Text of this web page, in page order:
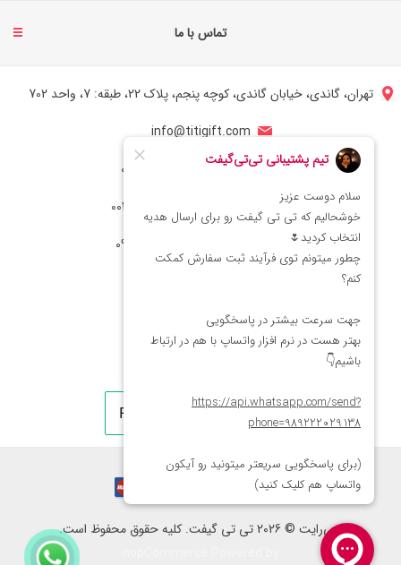
تماس با ما
تهران، گاندی، خیابان گاندی، کوچه پنجم، پلاک 22، طبقه: 7، واحد 702
info@titigift.com
شماره تماس ایران: 02166066403
شماره تماس آمریکا: 0014088054942
کپی‌رایت © 2026 تی تی گیفت. کلیه حقوق محفوظ است.